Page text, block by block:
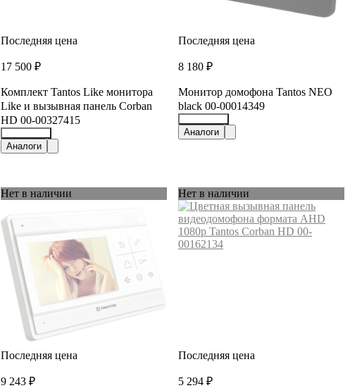
Последняя цена
17 500 ₽
Комплект Tantos Like монитора
Like и вызывная панель Corban
HD 00-00327415
34624957
Аналоги
Последняя цена
8 180 ₽
Монитор домофона Tantos NEO
black 00-00014349
15536730
Аналоги
Нет в наличии
Последняя цена
9 243 ₽
Нет в наличии
Последняя цена
5 294 ₽